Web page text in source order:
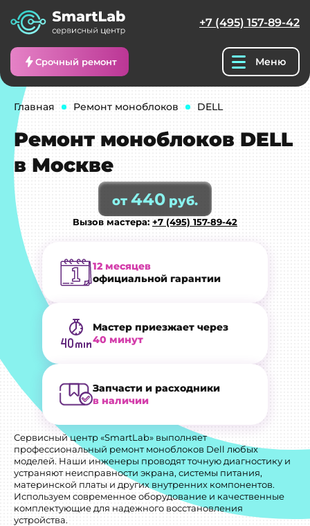
+7 (495) 157-89-42
Срочный ремонт Меню
Главная Ремонт моноблоков DELL
Ремонт моноблоков DELL
в Москве
от 440 руб.
Вызов мастера: +7 (495) 157-89-42
12 месяцев
официальной гарантии
Мастер приезжает через
40 минут
Запчасти и расходники
в наличии
Сервисный центр «SmartLab» выполняет
профессиональный ремонт моноблоков Dell любых
моделей. Наши инженеры проводят точную диагностику и
устраняют неисправности экрана, системы питания,
материнской платы и других внутренних компонентов.
Используем современное оборудование и качественные
комплектующие для надежного восстановления
устройства.